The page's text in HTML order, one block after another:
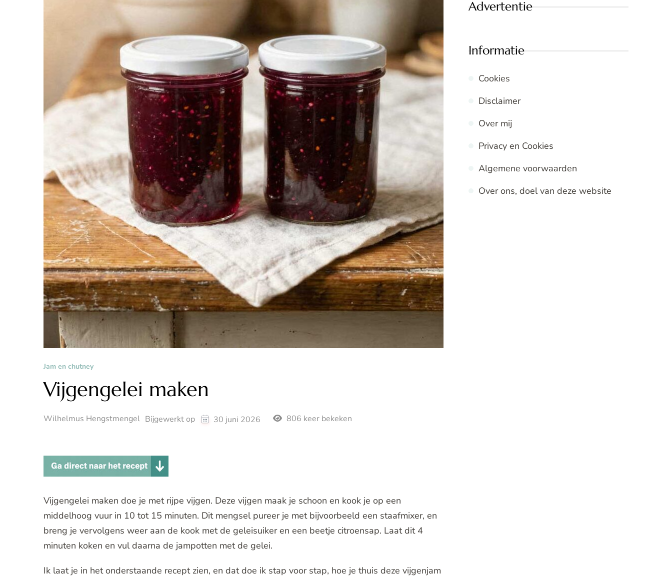
Jam en chutney
Vijgengelei maken
Wilhelmus Hengstmengel Bijgewerkt op 30 juni 2026 806 keer bekeken
Vijgengelei maken doe je met rijpe vijgen. Deze vijgen maak je schoon en kook je op een
middelhoog vuur in 10 tot 15 minuten. Dit mengsel pureer je met bijvoorbeeld een staafmixer, en
breng je vervolgens weer aan de kook met de geleisuiker en een beetje citroensap. Laat dit 4
minuten koken en vul daarna de jampotten met de gelei.
Ik laat je in het onderstaande recept zien, en dat doe ik stap voor stap, hoe je thuis deze vijgenjam
Advertentie
Informatie
Cookies
Disclaimer
Over mij
Privacy en Cookies
Algemene voorwaarden
Over ons, doel van deze website